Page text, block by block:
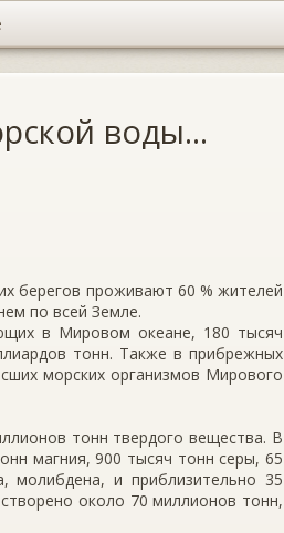
воды...
берегов проживают 60 % жителей
по всей Земле.
в Мировом океане, 180 тысяч
тонн. Также в прибрежных
морских организмов Мирового
тонн твердого вещества. В
магния, 900 тысяч тонн серы, 65
и приблизительно 35
около 70 миллионов тонн,